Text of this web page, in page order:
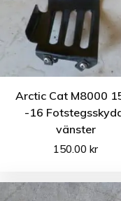
Arctic Cat M8000
-16
vänster
150.00kr